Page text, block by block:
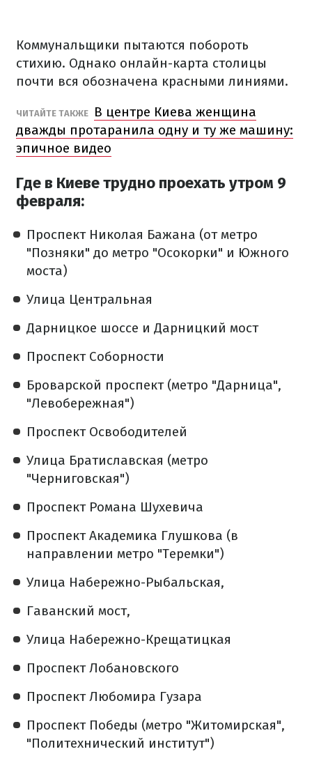
Коммунальщики пытаются побороть
стихию. Однако онлайн-карта столицы
почти вся обозначена красными линиями.
ЧИТАЙТЕ ТАКЖЕ
В центре Киева женщина
дважды протаранила одну и ту же машину:
эпичное видео
Где в Киеве трудно проехать утром 9
февраля:
Проспект Николая Бажана (от метро
"Позняки" до метро "Осокорки" и Южного
моста)
Улица Центральная
Дарницкое шоссе и Дарницкий мост
Проспект Соборности
Броварской проспект (метро "Дарница",
"Левобережная")
Проспект Освободителей
Улица Братиславская (метро
"Черниговская")
Проспект Романа Шухевича
Проспект Академика Глушкова (в
направлении метро "Теремки")
Улица Набережно-Рыбальская,
Гаванский мост,
Улица Набережно-Крещатицкая
Проспект Лобановского
Проспект Любомира Гузара
Проспект Победы (метро "Житомирская",
"Политехнический институт")